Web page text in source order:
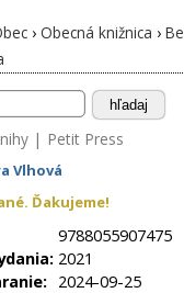
› Obecná knižnica ›
hľadaj
| Petit Press
Vlhová
Ďakujeme!
9788055907475
2021
2024-09-25